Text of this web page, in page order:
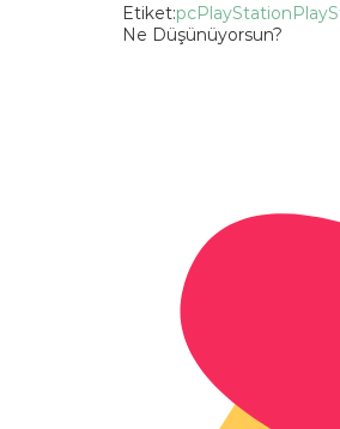
Etiket:pcPlayStation
Ne Düşünüyorsun?